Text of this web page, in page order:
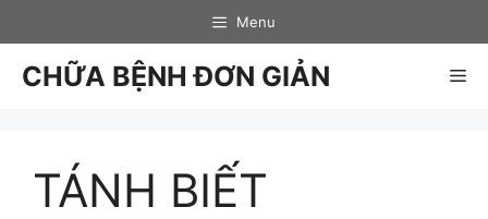
to
content
Menu
CHỮA BỆNH ĐƠN GIẢN
TÁNH BIẾT